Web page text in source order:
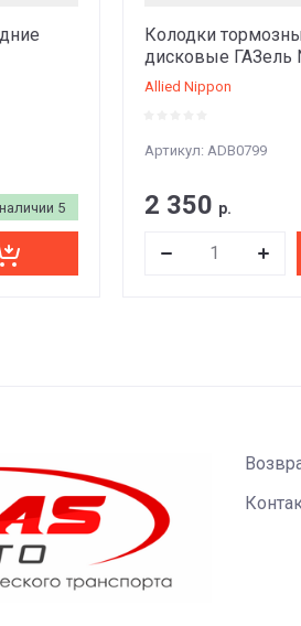
5
Колодки
дисковые ГАЗель
Allied Nippon
Артикул: ADB0799
2 350 р.